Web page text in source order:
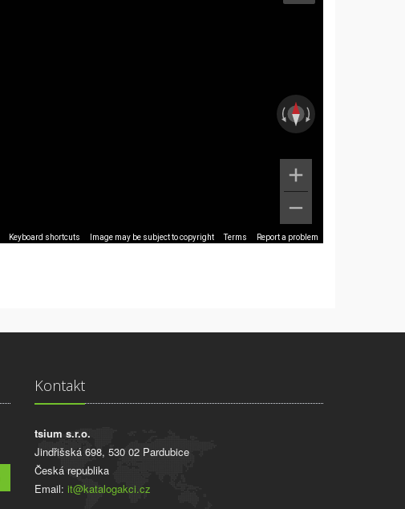
Keyboard shortcuts Image may be subject to copyright Terms Report a problem
Kontakt
tsium s.r.o.
Jindřišská 698, 530 02 Pardubice
Česká republika
Email: it@katalogakci.cz